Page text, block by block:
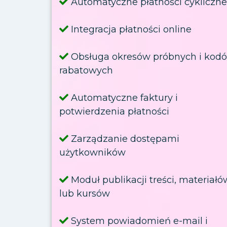
Integracja płatności online
Obsługa okresów próbnych i
rabatowych
Automatyczne faktury i
potwierdzenia płatności
Zarządzanie dostępami
użytkowników
Moduł publikacji treści,
lub kursów
System powiadomień e-mail i